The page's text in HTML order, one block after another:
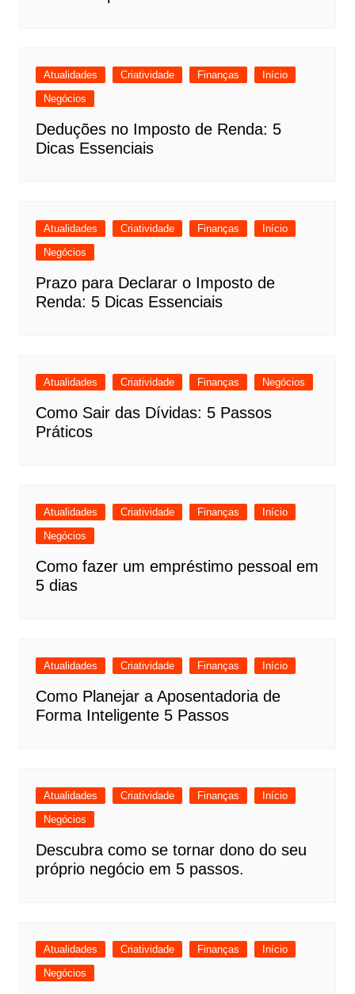
Atualidades Criatividade Finanças
Início
Negócios
Deduções no Imposto de Renda: 5
Dicas Essenciais
Atualidades Criatividade Finanças
Início
Negócios
Prazo para Declarar o Imposto de
Renda: 5 Dicas Essenciais
Atualidades Criatividade Finanças Negócios
Como Sair das Dívidas: 5 Passos
Práticos
Atualidades Criatividade Finanças
Início
Negócios
Como fazer um empréstimo pessoal em
5 dias
Atualidades Criatividade Finanças Início
Como Planejar a Aposentadoria de
Forma Inteligente 5 Passos
Atualidades Criatividade Finanças
Início
Negócios
Descubra como se tornar dono do seu
próprio negócio em 5 passos.
Atualidades Criatividade Finanças
Início
Negócios